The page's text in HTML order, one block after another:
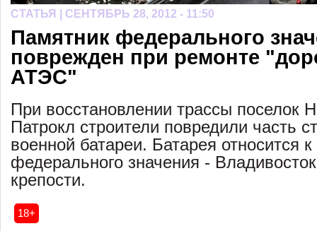
СТАТЬЯ | СЕНТЯБРЬ 28, 2012 - 11:50
Памятник федерального
поврежден при ремонте
АТЭС"
При восстановлении трассы поселок
Патрокл строители повредили часть
военной батареи. Батарея относится
федерального значения -
крепости.
18+